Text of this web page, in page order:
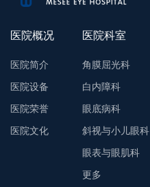
医院概况
医院简介
医院设备
医院荣誉
医院文化
医院科室
角膜屈光科
白内障科
眼底病科
斜视与小儿眼科
眼表与眼肌科
更多